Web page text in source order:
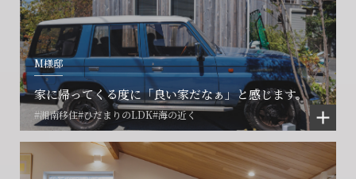
M様邸
家に帰ってくる度に「良い家だなぁ」と感じます。
#湘南移住#ひだまりのLDK#海の近く